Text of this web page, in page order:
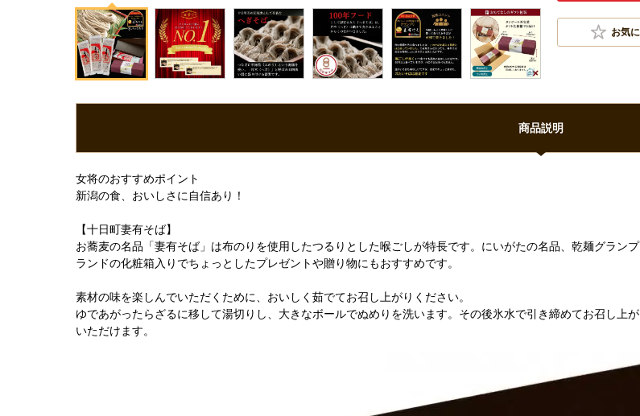
お気
商品説明
女将のおすすめポイント
新潟の食、おいしさに自信あり！
【十日町妻有そば】
お蕎麦の名品「妻有そば」は布のりを使用したつるりとした喉ごしが特長です。にいがたの名品、乾麺グラン
ランドの化粧箱入りでちょっとしたプレゼントや贈り物にもおすすめです。
素材の味を楽しんでいただくために、おいしく茹でてお召し上がりください。
ゆであがったらざるに移して湯切りし、大きなボールでぬめりを洗います。その後氷水で引き締めてお召し上
いただけます。